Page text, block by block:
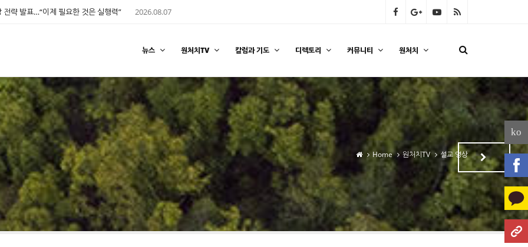
전략 발표…“이제 필요한 것은 실행력” 2026.08.07
뉴스 원처치TV 칼럼과 기도 디렉토리 커뮤니티 원처치
Home 원처치TV 설교 영상
ko